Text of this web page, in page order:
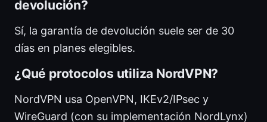
devolución?
Sí, la garantía de devolución suele ser de 30
días en planes elegibles.
¿Qué protocolos utiliza NordVPN?
NordVPN usa OpenVPN, IKEv2/IPsec y
WireGuard (con su implementación NordLynx)